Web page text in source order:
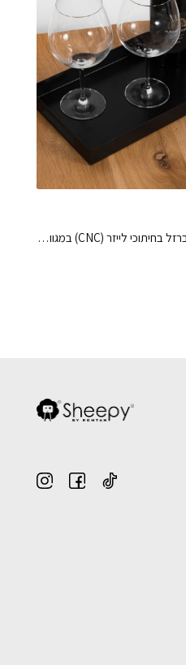
מגש מתכת מלבני מברזל בחיתוכי לייזר (CNC) במגוון צבעים לבחירה